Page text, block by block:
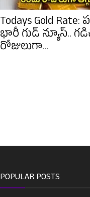
Todays Gold
భారీ గుడ్ న్యూస్..
రోజులుగా...
POPULAR POSTS